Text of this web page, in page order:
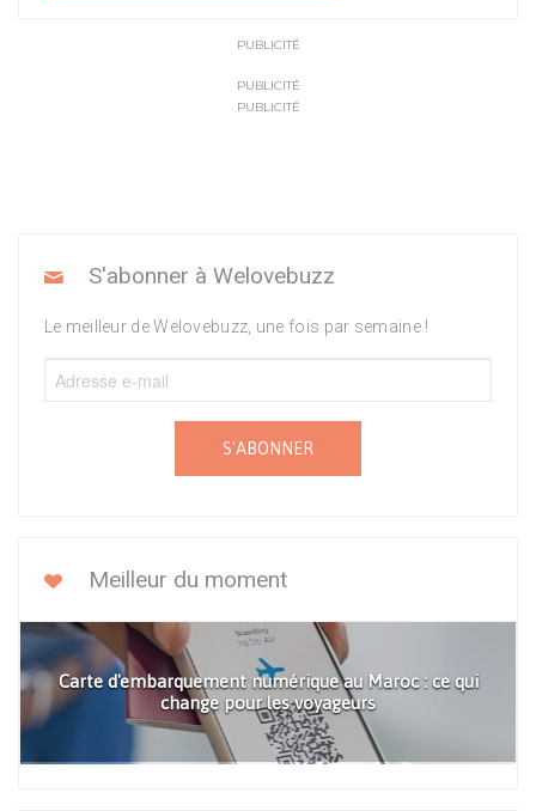
PUBLICITÉ
PUBLICITÉ
PUBLICITÉ
S'abonner à Welovebuzz
Le meilleur de Welovebuzz, une fois par semaine !
S'ABONNER
Meilleur du moment
Carte d'embarquement numérique au Maroc : ce qui
change pour les voyageurs